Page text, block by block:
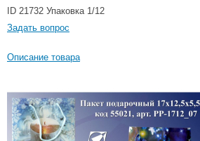
ID 21732 Упаковка 1/12
Задать вопрос
Описание товара